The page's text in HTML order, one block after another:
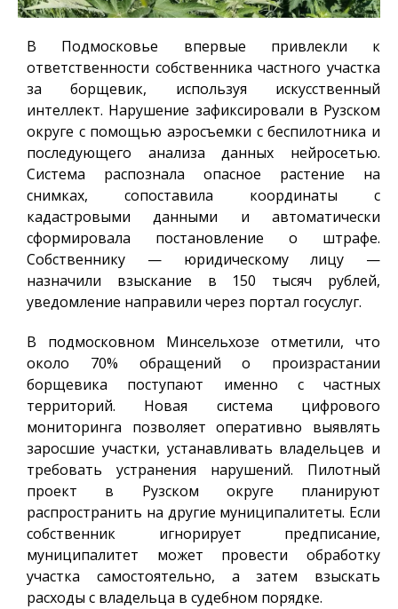
В Подмосковье впервые привлекли к
ответственности собственника частного участка
за борщевик, используя искусственный
интеллект. Нарушение зафиксировали в Рузском
округе с помощью аэросъемки с беспилотника и
последующего анализа данных нейросетью.
Система распознала опасное растение на
снимках, сопоставила координаты с
кадастровыми данными и автоматически
сформировала постановление о штрафе.
Собственнику — юридическому лицу —
назначили взыскание в 150 тысяч рублей,
уведомление направили через портал госуслуг.
В подмосковном Минсельхозе отметили, что
около 70% обращений о произрастании
борщевика поступают именно с частных
территорий. Новая система цифрового
мониторинга позволяет оперативно выявлять
заросшие участки, устанавливать владельцев и
требовать устранения нарушений. Пилотный
проект в Рузском округе планируют
распространить на другие муниципалитеты. Если
собственник игнорирует предписание,
муниципалитет может провести обработку
участка самостоятельно, а затем взыскать
расходы с владельца в судебном порядке.